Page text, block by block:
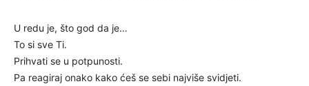
U redu je, što god da je…
To si sve Ti.
Prihvati se u potpunosti.
Pa reagiraj onako kako ćeš se sebi najviše svidjeti.